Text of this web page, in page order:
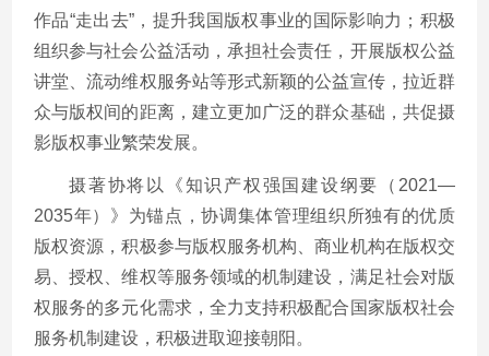
作品“走出去”，提升我国版权事业的国际影响力；积极
组织参与社会公益活动，承担社会责任，开展版权公益
讲堂、流动维权服务站等形式新颖的公益宣传，拉近群
众与版权间的距离，建立更加广泛的群众基础，共促摄
影版权事业繁荣发展。
摄著协将以《知识产权强国建设纲要（2021—
2035年）》为锚点，协调集体管理组织所独有的优质
版权资源，积极参与版权服务机构、商业机构在版权交
易、授权、维权等服务领域的机制建设，满足社会对版
权服务的多元化需求，全力支持积极配合国家版权社会
服务机制建设，积极进取迎接朝阳。